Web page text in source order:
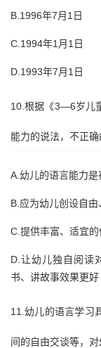
B.1996年7月1日
C.1994年1月1日
D.1993年7月1日
10.根据《3—6岁儿
能力的说法，不正确
A.幼儿的语言能力
B.应为幼儿创设自
C.提供丰富、适宜
D.让幼儿独自阅读
书、讲故事效果更好
11.幼儿的语言学习
间的自由交谈等，对